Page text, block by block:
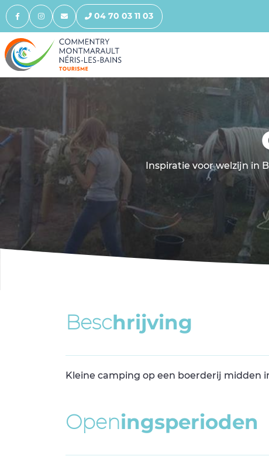
04 70 03 11 03
Inspiratie voor welzijn in
Beschrijving
Kleine camping op een boerderij midden
Openingsperioden